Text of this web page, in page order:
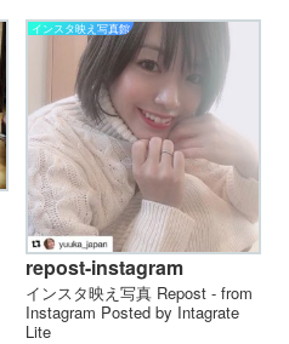
インスタ映え写真館
repost-instagram
インスタ映え写真 Repost - from
Instagram Posted by Intagrate
Lite